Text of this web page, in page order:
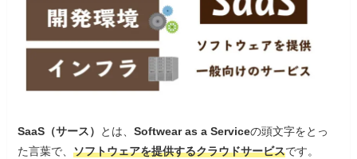
SaaS（サース） とは、Softwear as a Serviceの頭文字をとっ
た言葉で、ソフトウェアを提供するクラウドサービスです。